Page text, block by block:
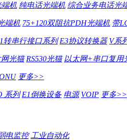
端机 纯电话光端机 综合业务电话光
端机 75+120双阻抗PDH光端机 带
转串行接口系列 E3协议转换器 V系
网光猫 RS530光猫 以太网+串口复用
更多>>
系列 E1倒换设备 电源 VOIP 更多>>
电监控 工业自动化